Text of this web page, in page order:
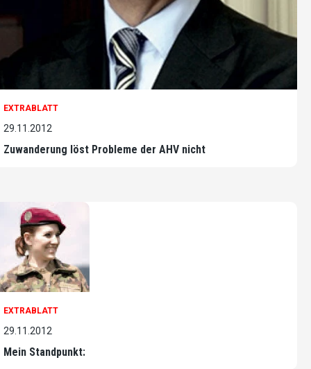
EXTRABLATT
29.11.2012
Zuwanderung löst Probleme der AHV nicht
EXTRABLATT
29.11.2012
Mein Standpunkt: